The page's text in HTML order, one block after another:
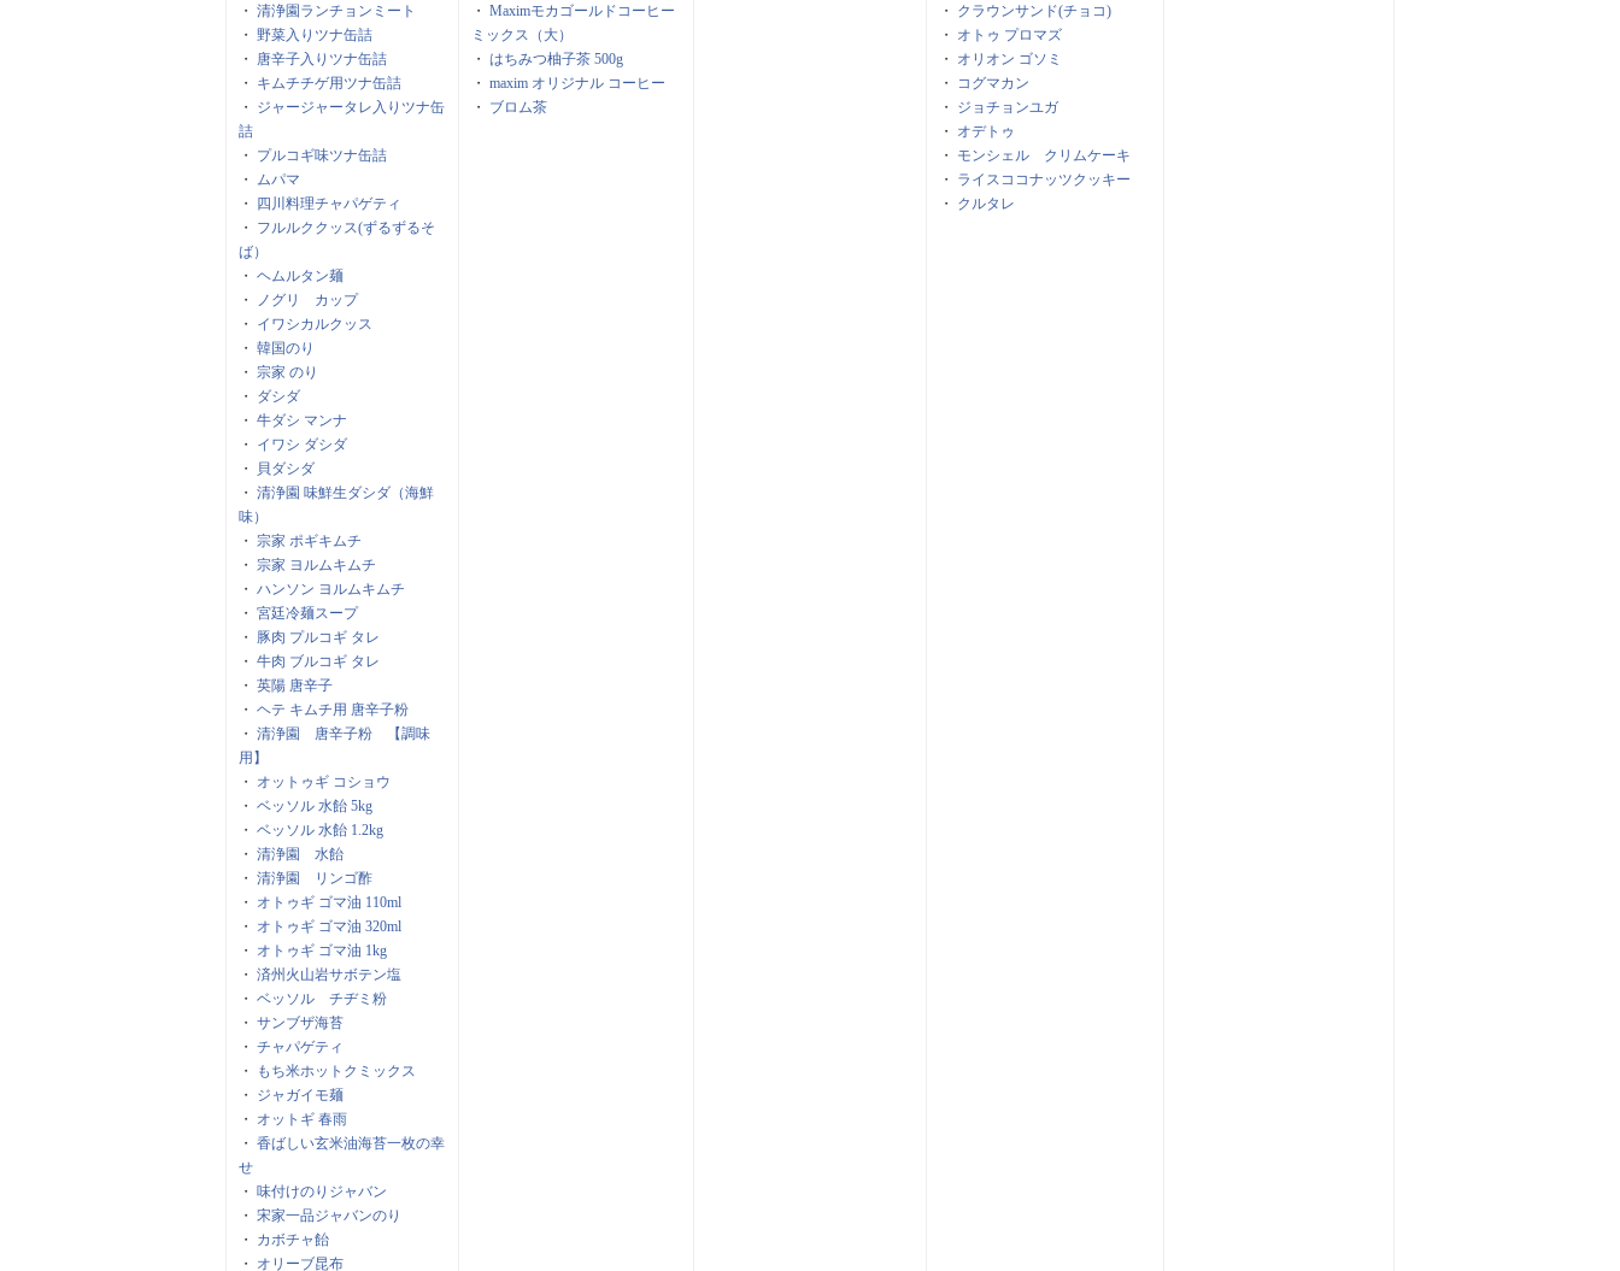
・ 清浄園ランチョンミート
・ 野菜入りツナ缶詰
・ 唐辛子入りツナ缶詰
・ キムチチゲ用ツナ缶詰
・ ジャージャータレ入りツナ缶
詰
・ プルコギ味ツナ缶詰
・ ムパマ
・
四川料理チャパゲティ
・ フルルククッス(ずるずるそ
ば）
・ ヘムルタン麺
・
ノグリ カップ
・ イワシカルクッス
・ 韓国のり
・ 宗家 のり
・ ダシダ
・ 牛ダシ マンナ
・ イワシ ダシダ
・
貝ダシダ
・ 清浄園 味鮮生ダシダ（海鮮
味）
・ 宗家 ポギキムチ
・ 宗家 ヨルムキムチ
・ ハンソン ヨルムキムチ
・ 宮廷冷麺スープ
・ 豚肉 プルコギ タレ
・ 牛肉 ブルコギ タレ
・ 英陽 唐辛子
・ ヘテ キムチ用 唐辛子粉
・ 清浄園 唐辛子粉 【調味
用】
・ オットゥギ コショウ
・ ベッソル 水飴 5kg
・ ベッソル 水飴 1.2kg
・ 清浄園 水飴
・ 清浄園 リンゴ酢
・ オトゥギ ゴマ油 110ml
・ オトゥギ ゴマ油 320ml
・ オトゥギ ゴマ油 1kg
・ 済州火山岩サボテン塩
・ ベッソル チヂミ粉
・ サンブザ海苔
・ チャパゲティ
・
もち米ホットクミックス
・ ジャガイモ麺
・ オットギ 春雨
・ 香ばしい玄米油海苔一枚の幸
せ
・ 味付けのりジャバン
・ 宋家一品ジャバンのり
・ カボチャ飴
・ オリーブ昆布
・ Maximモカゴールドコーヒー
ミックス（大）
・ はちみつ柚子茶 500g
・ maxim オリジナル コーヒー
・ ブロム茶
・ クラウンサンド(チョコ)
・ オトゥ プロマズ
・ オリオン ゴソミ
・ コグマカン
・ ジョチョンユガ
・ オデトゥ
・ モンシェル クリムケーキ
・ ライスココナッツクッキー
・ クルタレ